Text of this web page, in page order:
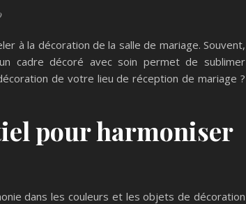
à la décoration de la salle de mariage. Souvent,
cadre décoré avec soin permet de sublimer
de votre lieu de réception de mariage ?
pour harmoniser
dans les couleurs et les objets de décoration